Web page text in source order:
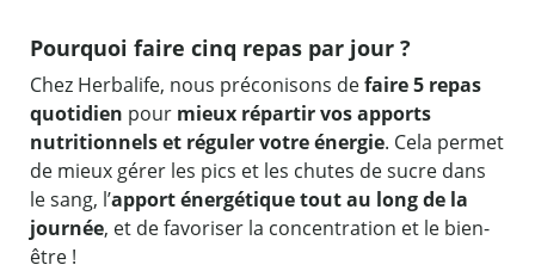
Pourquoi faire cinq repas par jour ?
Chez Herbalife, nous préconisons defaire 5 repas
quotidien pour mieux répartir vos apports
nutritionnels et réguler votre énergie. Cela permet
de mieux gérer les pics et les chutes de sucre dans
le sang, l’apport énergétique tout au long de la
journée, et de favoriser la concentration et le bien-
être !